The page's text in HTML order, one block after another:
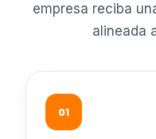
empresa reciba
alineada
01